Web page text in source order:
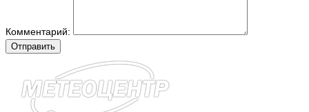
Комментарий:
Отправить